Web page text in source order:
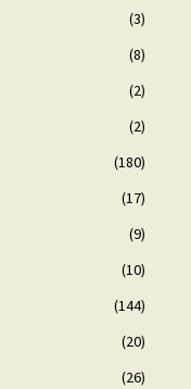
(3)
(8)
(2)
(2)
(180)
(17)
(9)
(10)
(144)
(20)
(26)